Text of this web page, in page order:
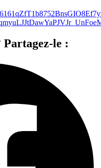
Partagez-le :